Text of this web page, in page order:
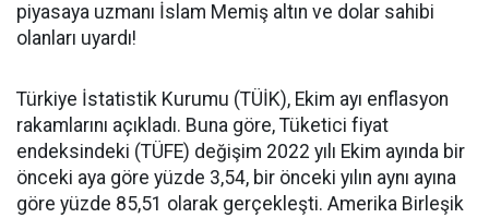
piyasaya uzmanı İslam Memiş altın ve dolar sahibi
olanları uyardı!
Türkiye İstatistik Kurumu (TÜİK), Ekim ayı enflasyon
rakamlarını açıkladı. Buna göre, Tüketici fiyat
endeksindeki (TÜFE) değişim 2022 yılı Ekim ayında bir
önceki aya göre yüzde 3,54, bir önceki yılın aynı ayına
göre yüzde 85,51 olarak gerçekleşti. Amerika Birleşik